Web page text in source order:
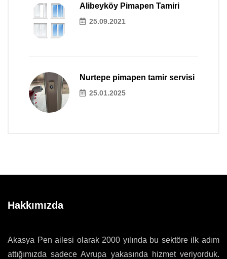
Alibeyköy Pimapen Tamiri
25.09.2021
Nurtepe pimapen tamir servisi
25.01.2025
Hakkımızda
Akasya Pen ailesi olarak 2000 yılında bu sektöre ilk adım
attığımızda sadece Avrupa yakasında hizmet veriyorduk.